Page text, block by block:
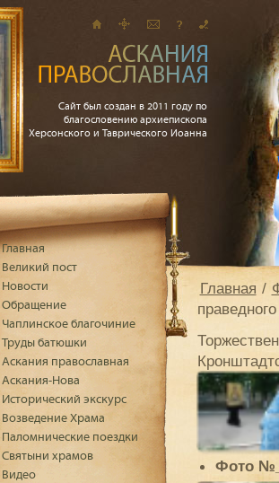
Сайт был создан в 2011 году по
благословению архиепископа
Херсонского и Таврического Иоанна
Главная
Фото
Главная
Великий пост
Новости
Обращение
Чаплинское благочиние
Труды батюшки
Аскания православная
Аскания-Нова
Исторический экскурс
Возведение Храма
Паломнические поездки
Святыни храмов
Видео